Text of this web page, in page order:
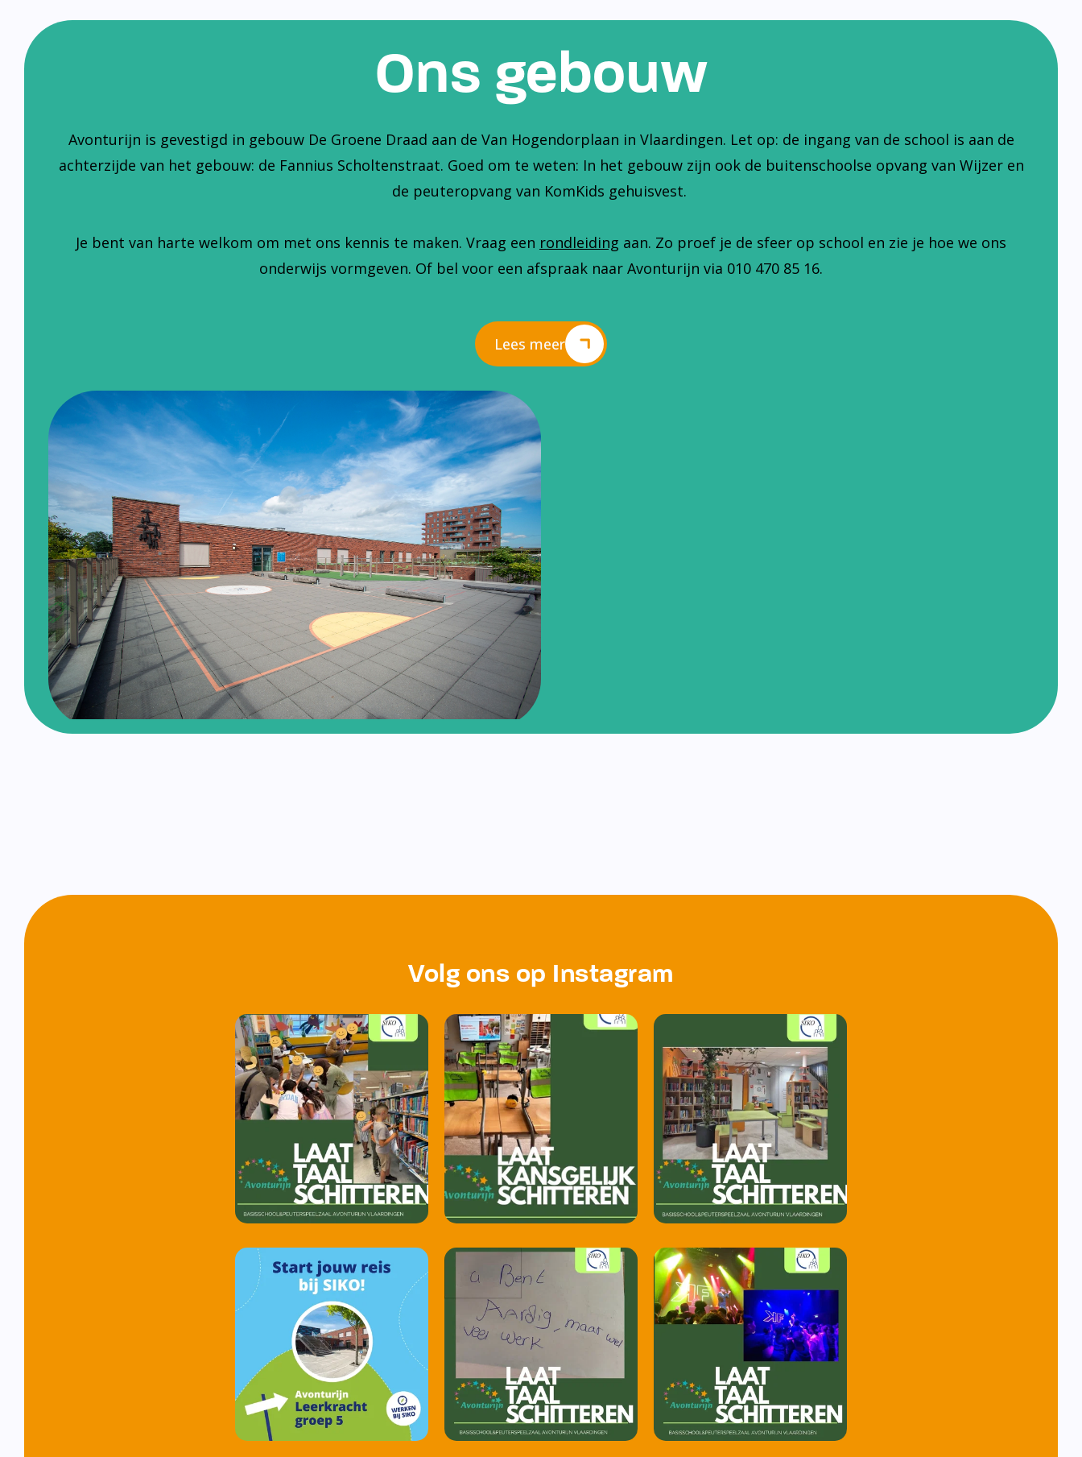
Ons gebouw
Avonturijn is gevestigd in gebouw De Groene Draad aan de Van Hogendorplaan in Vlaardingen. Let op: de ingang van de school is aan de
achterzijde van het gebouw: de Fannius Scholtenstraat. Goed om te weten: In het gebouw zijn ook de buitenschoolse opvang van Wijzer en
de peuteropvang van KomKids gehuisvest.
Je bent van harte welkom om met ons kennis te maken. Vraag een rondleiding aan. Zo proef je de sfeer op school en zie je hoe we ons
onderwijs vormgeven. Of bel voor een afspraak naar Avonturijn via 010 470 85 16.
Lees meer
Volg ons op Instagram